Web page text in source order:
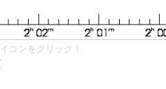
コンをクリック！